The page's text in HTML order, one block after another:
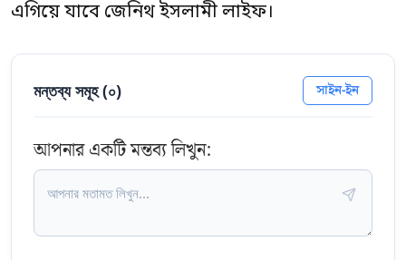
এগিয়ে যাবে জেনিথ ইসলামী লাইফ।
মন্তব্য সমূহ (০) সাইন-ইন
আপনার একটি মন্তব্য লিখুন: